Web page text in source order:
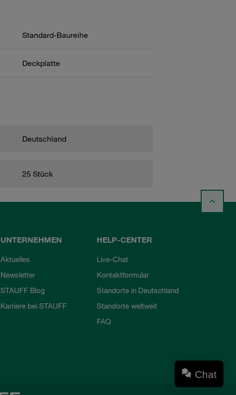
Standard-Baureihe
Deckplatte
Deutschland
25 Stück
UNTERNEHMEN
Aktuelles
Newsletter
STAUFF Blog
Karriere bei STAUFF
HELP-CENTER
Live-Chat
Kontaktformular
Standorte in Deutschland
Standorte weltweit
FAQ
Chat